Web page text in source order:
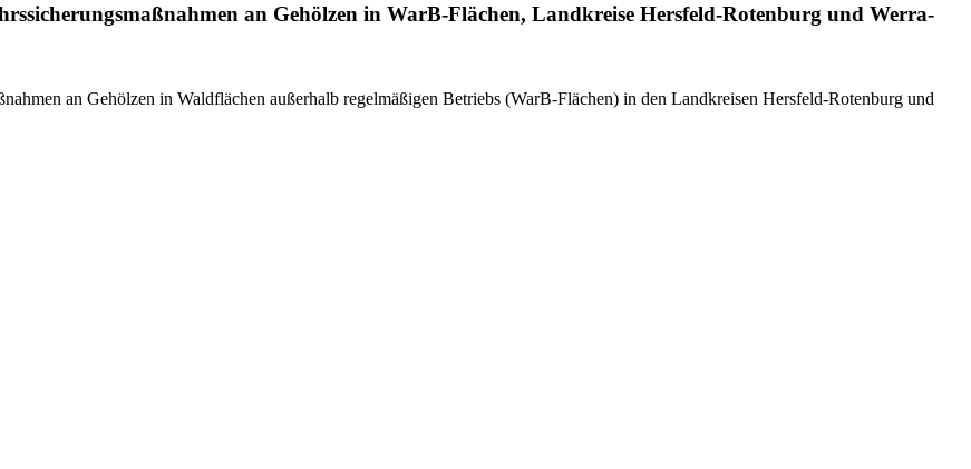
an Gehölzen in WarB-Flächen, Landkreise Hersfeld-Rotenburg und Werra-
an Gehölzen in Waldflächen außerhalb regelmäßigen Betriebs (WarB-Flächen) in den Landkreisen Hersfeld-Rotenburg und